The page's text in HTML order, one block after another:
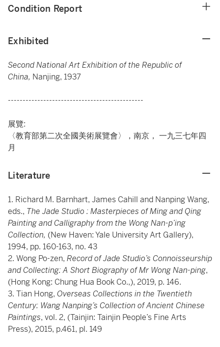
Condition Report
Exhibited
Second National Art Exhibition of the Republic of
China, Nanjing, 1937
----------------------------------------------
展覽:
〈教育部第二次全國美術展覽會〉，南京， 一九三七年四
月
Literature
1. Richard M. Barnhart, James Cahill and Nanping Wang,
eds., The Jade Studio : Masterpieces of Ming and Qing
Painting and Calligraphy from the Wong Nan-p’ing
Collection, (New Haven: Yale University Art Gallery),
1994, pp. 160-163, no. 43
2. Wong Po-zen, Record of Jade Studio’s Connoisseurship
and Collecting: A Short Biography of Mr Wong Nan-ping,
(Hong Kong: Chung Hua Book Co.,), 2019, p. 146.
3. Tian Hong, Overseas Collections in the Twentieth
Century: Wang Nanping’s Collection of Ancient Chinese
Paintings, vol. 2, (Tainjin: Tainjin People’s Fine Arts
Press), 2015, p.461, pl. 149